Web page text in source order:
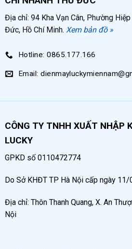
Nguyên lý vận hành máy
6hp Lucky Sun
xe, phòng khám nha khoa,…
không dầu 6hp được sử dụng
nuôi tôm cá, hộ kinh doanh
Địa chỉ: 94 Kha Vạn Cân, Phường Hiệp
Đức, Hồ Chí Minh. Xem bản đồ »
Hotline: 0865.177.166
Email:
CÔNG TY TNHH XUẤT NHẬP
LUCKY
GPKD số 0110472774
Do Sở KHĐT TP Hà Nội cấp ngày
Địa chỉ: Thôn Thanh Quang, X. An
Nội